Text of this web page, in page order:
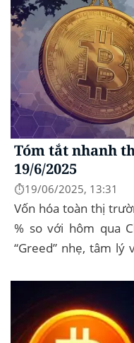
Tóm tắt nhanh
19/6/2025
⏱️19/06/2025, 13:31
Vốn hóa toàn thị
% so với hôm qua
“Greed” nhẹ, tâm lý